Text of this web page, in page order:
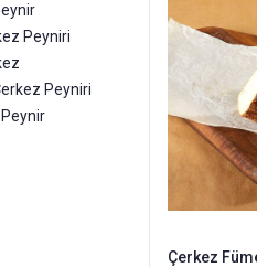
Peyniri
Peyniri
Çerkez